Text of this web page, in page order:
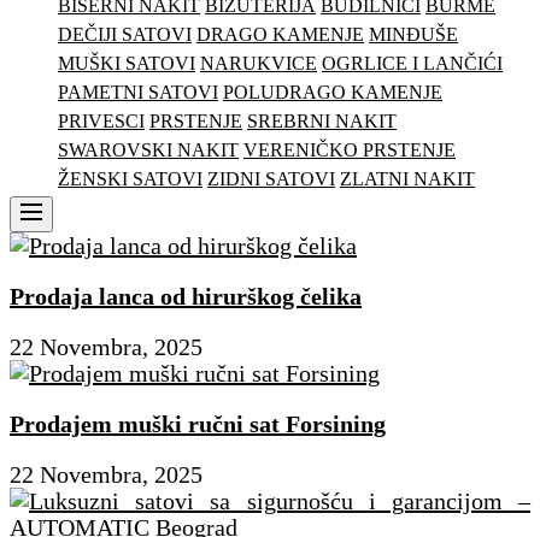
BISERNI NAKIT BIŽUTERIJA BUDILNICI BURME
DEČIJI SATOVI DRAGO KAMENJE MINĐUŠE
MUŠKI SATOVI NARUKVICE OGRLICE I LANČIĆI
PAMETNI SATOVI POLUDRAGO KAMENJE
PRIVESCI PRSTENJE SREBRNI NAKIT
SWAROVSKI NAKIT VERENIČKO PRSTENJE
ŽENSKI SATOVI ZIDNI SATOVI ZLATNI NAKIT
Menu
Prodaja lanca od hirurškog čelika
22 Novembra, 2025
Prodajem muški ručni sat Forsining
22 Novembra, 2025